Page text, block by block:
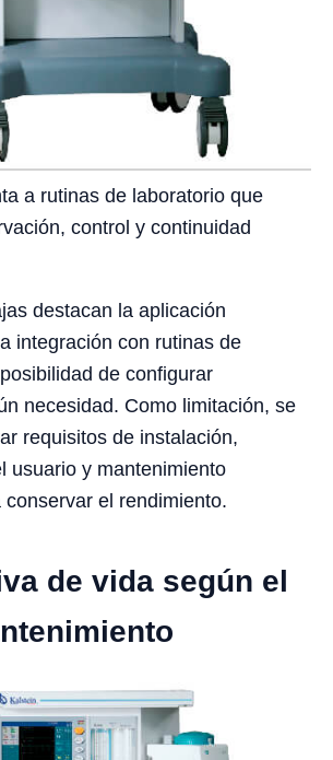
a rutinas de laboratorio que
control y continuidad
destacan la aplicación
integración con rutinas de
de configurar
necesidad. Como limitación, se
requisitos de instalación,
usuario y mantenimiento
conservar el rendimiento.
de vida según el